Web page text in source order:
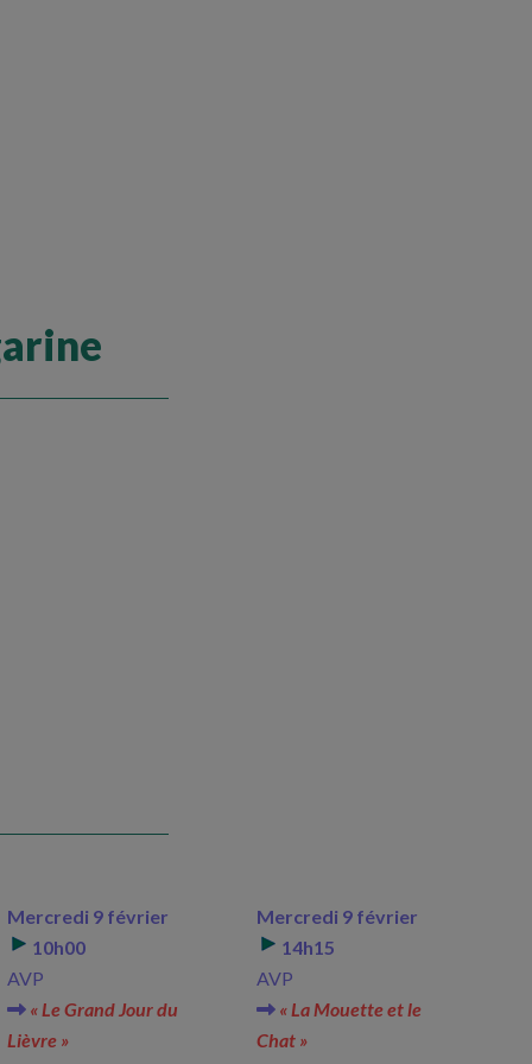
Mercredi 9 février
10h00
AVP
« Le Grand Jour du
Lièvre »
Mercredi 9 février
14h15
AVP
« La Mouette et le
Chat »